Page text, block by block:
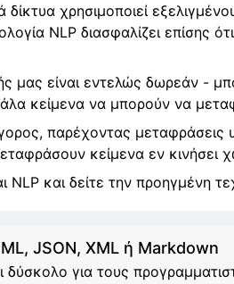
χρησιμοποιεί
NLP διασφαλίζει επίσης
μας είναι εντελώς δωρεάν -
κείμενα να μπορούν να
παρέχοντας
κείμενα εν κινήσει
και δείτε την προηγμένη
JSON, XML ή Markdown
δύσκολο για τους